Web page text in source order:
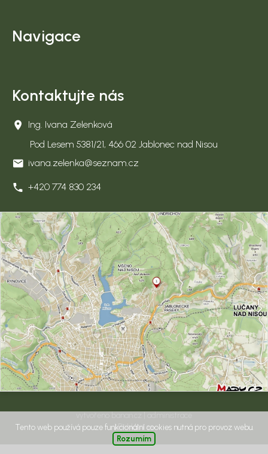
Navigace
Kontaktujte nás
Ing. Ivana Zelenková
Pod Lesem 5381/21, 466 02 Jablonec nad Nisou
ivana.zelenka@seznam.cz
+420 774 830 234
|Přihlásit se
Tento web používá pouze funkcionální cookies nutná pro provoz webu.
Rozumím